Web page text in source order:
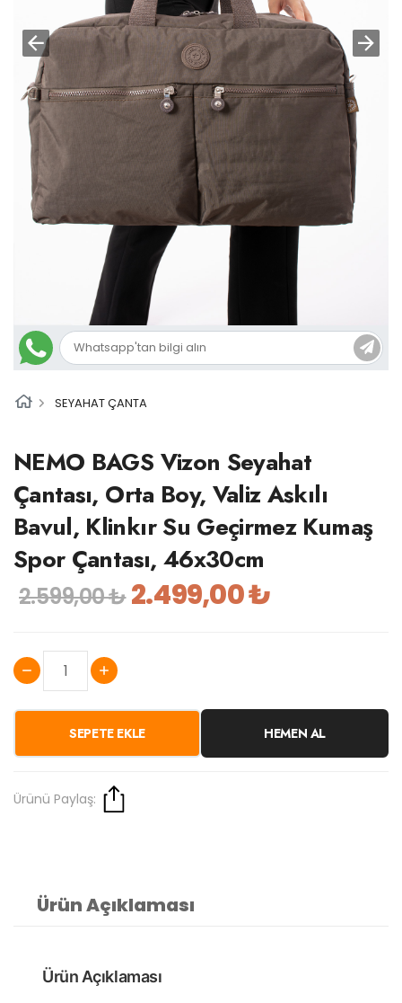
SEYAHAT ÇANTA
NEMO BAGS Vizon Seyahat
Çantası, Orta Boy, Valiz Askılı
Bavul, Klinkır Su Geçirmez Kumaş
Spor Çantası, 46x30cm
2.599,00 ₺2.499,00 ₺
SEPETE EKLE HEMEN AL
Ürünü Paylaş:
Ürün Açıklaması
Ürün Açıklaması